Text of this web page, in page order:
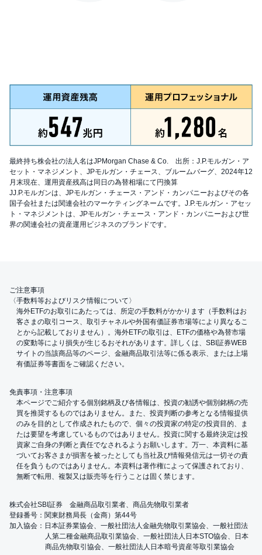
最終持ち株会社の法人名はJPMorgan Chase & Co. 出所：J.P.モルガン・ア
セット・マネジメント、JPモルガン・チェース、ブルームバーグ、2024年12
月末現在、運用資産残高は同日の為替相場にて円換算
JJ.P.モルガンは、JPモルガン・チェース・アンド・カンパニーおよびその各
国子会社または関連会社のマーケティングネームです。J.P.モルガン・アセッ
ト・マネジメントは、JPモルガン・チェース・アンド・カンパニーおよび世
界の関連会社の資産運用ビジネスのブランドです。
ご注意事項
〈手数料等およびリスク情報について〉
海外ETFのお取引にあたっては、所定の手数料がかかります（手数料はお
客さまの取引コース、取引チャネルや外国有価証券市場等により異なるこ
とから記載しておりません）。海外ETFの取引は、ETFの価格や為替市場
の変動等により損失が生じるおそれがあります。詳しくは、SBI証券WEB
サイトの当該商品等のページ、金融商品取引法等に係る表示、または上場
有価証券等書面をご確認ください。
免責事項・注意事項
本ページでご紹介する個別銘柄及び各情報は、投資の勧誘や個別銘柄の売
買を推奨するものではありません。また、投資判断の参考となる情報提供
のみを目的として作成されたもので、個々の投資家の特定の投資目的、ま
たは要望を考慮しているものではありません。投資に関する最終決定は投
資家ご自身の判断と責任でなされるようお願いします。万一、本資料に基
づいてお客さまが損害を被ったとしても当社及び情報発信元は一切その責
任を負うものではありません。本資料は著作権によって保護されており、
無断で転用、複製又は販売等を行うことは固く禁じます。
株式会社SBI証券 金融商品取引業者、商品先物取引業者
登録番号：関東財務局長（金商）第44号
加入協会：日本証券業協会、一般社団法人金融先物取引業協会、一般社団法
人第二種金融商品取引業協会、一般社団法人日本STO協会、日本
商品先物取引協会、一般社団法人日本暗号資産等取引業協会